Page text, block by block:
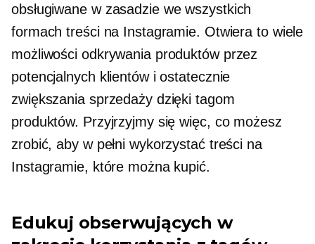
obsługiwane w zasadzie we wszystkich
formach treści na Instagramie. Otwiera to wiele
możliwości odkrywania produktów przez
potencjalnych klientów i ostatecznie
zwiększania sprzedaży dzięki tagom
produktów. Przyjrzyjmy się więc, co możesz
zrobić, aby w pełni wykorzystać treści na
Instagramie, które można kupić.
Edukuj obserwujących w